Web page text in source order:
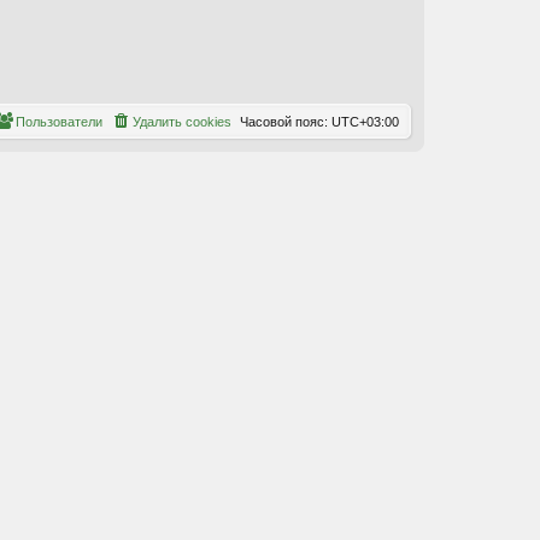
Часовой пояс: UTC+03:00
Удалить cookies
Пользователи